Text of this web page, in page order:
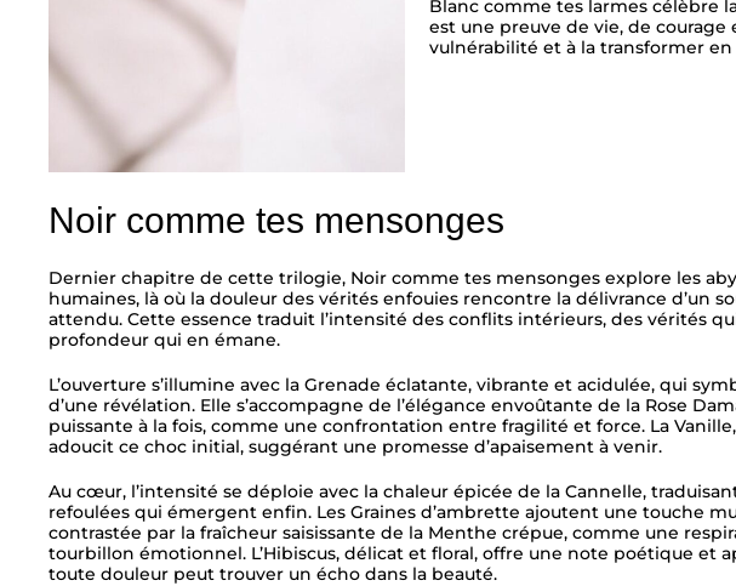
Blanc comme tes larmes célèbre
est une preuve de vie, de courage
vulnérabilité et à la transformer
Noir comme tes mensonges
Dernier chapitre de cette trilogie, Noir comme tes mensonges explore les
humaines, là où la douleur des vérités enfouies rencontre la délivrance d’un
attendu. Cette essence traduit l’intensité des conflits intérieurs, des vérités
profondeur qui en émane.
L’ouverture s’illumine avec la Grenade éclatante, vibrante et acidulée, qui
d’une révélation. Elle s’accompagne de l’élégance envoûtante de la Rose
puissante à la fois, comme une confrontation entre fragilité et force. La
adoucit ce choc initial, suggérant une promesse d’apaisement à venir.
Au cœur, l’intensité se déploie avec la chaleur épicée de la Cannelle,
refoulées qui émergent enfin. Les Graines d’ambrette ajoutent une touche
contrastée par la fraîcheur saisissante de la Menthe crépue, comme une
tourbillon émotionnel. L’Hibiscus, délicat et floral, offre une note poétique et
toute douleur peut trouver un écho dans la beauté.